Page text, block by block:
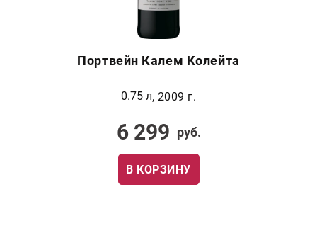
Портвейн Калем Колейта
0.75 л, 2009 г.
6 299 руб.
В КОРЗИНУ